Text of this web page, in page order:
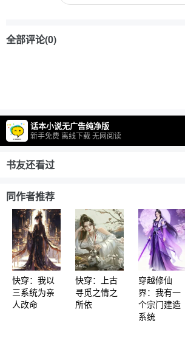
全部评论(0)
话本小说无广告纯净版
新手免费 离线下载 无网阅读
书友还看过
同作者推荐
快穿：我以
三系统为亲
人改命
快穿：上古
寻觅之情之
所依
穿越修仙
界：我有一
个宗门建造
系统